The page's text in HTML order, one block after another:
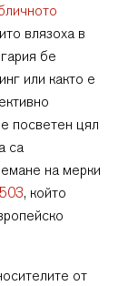
влязоха в
бе
или както е
посветен цял
са
на мерки
, който
от